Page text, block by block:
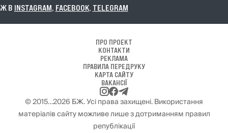
,FACEBOOK,TELEGRAM
ПРО ПРОЕКТ
КОНТАКТИ
РЕКЛАМА
ПРАВИЛА ПЕРЕДРУКУ
КАРТА САЙТУ
ВАКАНСІЇ
© 2015…2026 БЖ. Усі права захищені. Використання
матеріалів сайту можливе лише з дотриманням правил
републікації